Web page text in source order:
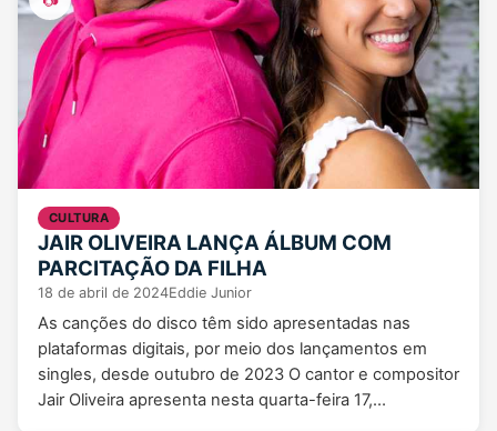
CULTURA
JAIR OLIVEIRA LANÇA ÁLBUM COM
PARCITAÇÃO DA FILHA
18 de abril de 2024Eddie Junior
As canções do disco têm sido apresentadas nas
plataformas digitais, por meio dos lançamentos em
singles, desde outubro de 2023 O cantor e compositor
Jair Oliveira apresenta nesta quarta-feira 17,…